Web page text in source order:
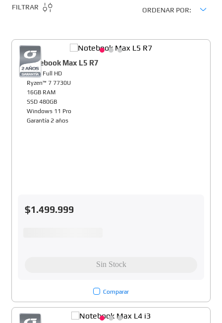
FILTRAR ORDENAR POR
Notebook Max L5 R7
15,6" Full HD
Ryzen™ 7 7730U
16GB RAM
SSD 480GB
Windows 11 Pro
Garantía 2 años
$1.499.999
Comparar